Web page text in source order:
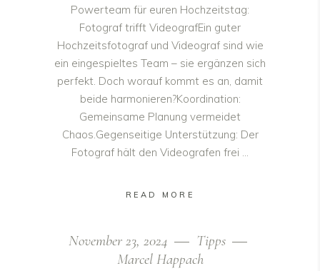
Powerteam für euren Hochzeitstag:
Fotograf trifft VideografEin guter
Hochzeitsfotograf und Videograf sind wie
ein eingespieltes Team – sie ergänzen sich
perfekt. Doch worauf kommt es an, damit
beide harmonieren?Koordination:
Gemeinsame Planung vermeidet
Chaos.Gegenseitige Unterstützung: Der
Fotograf hält den Videografen frei
READ MORE
November 23, 2024
Tipps
Marcel Happach